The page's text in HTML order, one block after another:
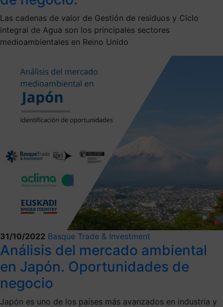
Las cadenas de valor de Gestión de residuos y Ciclo
integral de Agua son los principales sectores
medioambientales en Reino Unido
31/10/2022 Basque Trade & Investment
Análisis del mercado ambiental
en Japón. Oportunidades de
negocio
Japón es uno de los países más avanzados en industria y